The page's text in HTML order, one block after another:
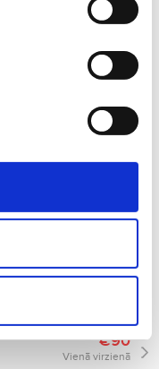
€74
€77
Vienā virzienā
€77
Vienā virzienā
Vienā virzienā
Vienā virzienā
€90
Vienā virzienā